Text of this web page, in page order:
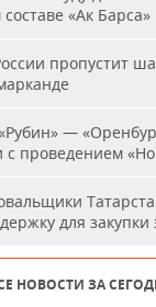
«Ак Барса»
пропустит
—
с проведением
для закупки
НОВОСТИ ЗА